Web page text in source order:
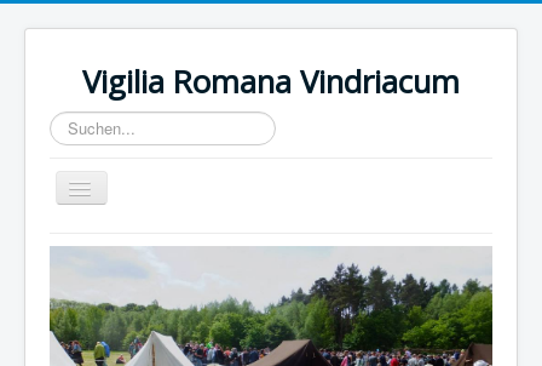
Vigilia Romana Vindriacum
Suchen...
Toggle
Navigation
Home